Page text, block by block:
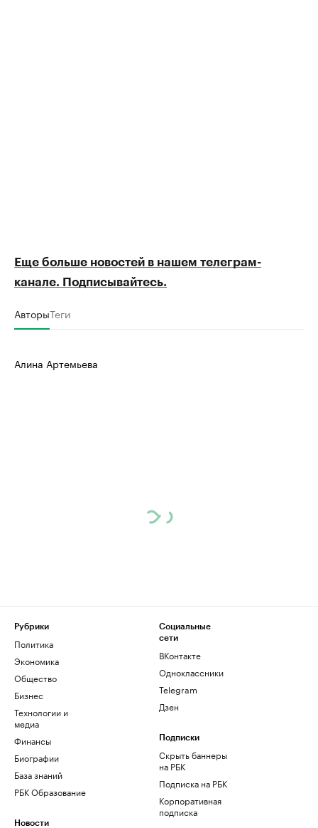
Еще больше новостей в нашем телеграм-
канале. Подписывайтесь.
АвторыТеги
Алина Артемьева
Рубрики
Политика
Экономика
Общество
Бизнес
Технологии и
медиа
Финансы
Биографии
База знаний
РБК Образование
Новости
Социальные
сети
ВКонтакте
Одноклассники
Telegram
Дзен
Подписки
Скрыть баннеры
на РБК
Подписка на РБК
Корпоративная
подписка